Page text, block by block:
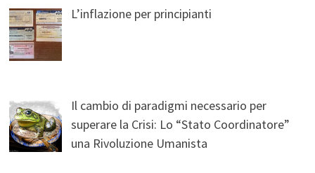
L’inflazione per principianti
Il cambio di paradigmi necessario per
superare la Crisi: Lo “Stato Coordinatore”
una Rivoluzione Umanista